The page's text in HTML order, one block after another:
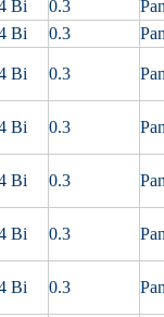
Bi 0.3
Bi 0.3
Bi 0.3
Bi 0.3
Bi 0.3
Bi 0.3
Bi 0.3